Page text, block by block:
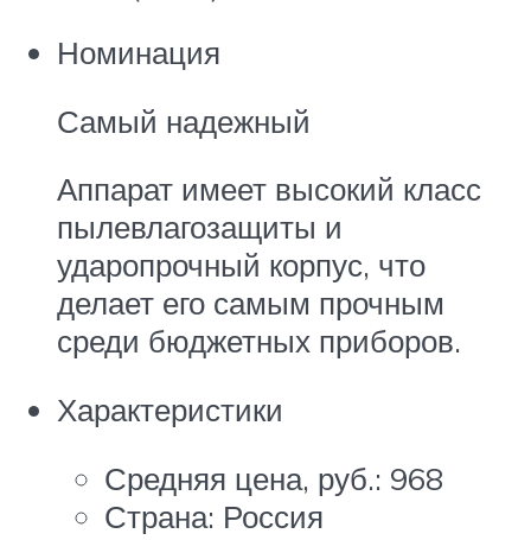
Номинация
Самый надежный
Аппарат имеет высокий класс
пылевлагозащиты и
ударопрочный корпус, что
делает его самым прочным
среди бюджетных приборов.
Характеристики
Средняя цена, руб.: 968
Страна: Россия